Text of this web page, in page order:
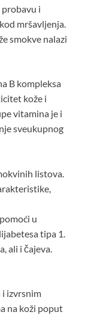
i
mršavljenja.
smokve nalazi
B kompleksa
kože i
vitamina je i
sveukupnog
listova.
u
tipa 1.
ali i čajeva.
i izvrsnim
na koži poput